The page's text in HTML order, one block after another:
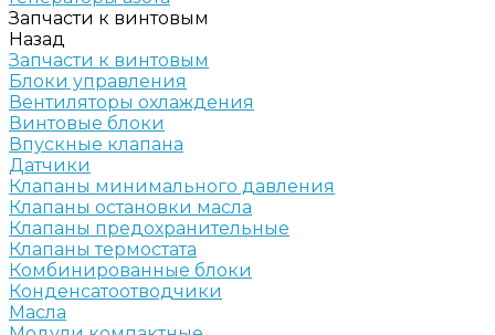
Запчасти к винтовым
Назад
Запчасти к винтовым
Блоки управления
Вентиляторы охлаждения
Винтовые блоки
Впускные клапана
Датчики
Клапаны минимального давления
Клапаны остановки масла
Клапаны предохранительные
Клапаны термостата
Комбинированные блоки
Конденсатоотводчики
Масла